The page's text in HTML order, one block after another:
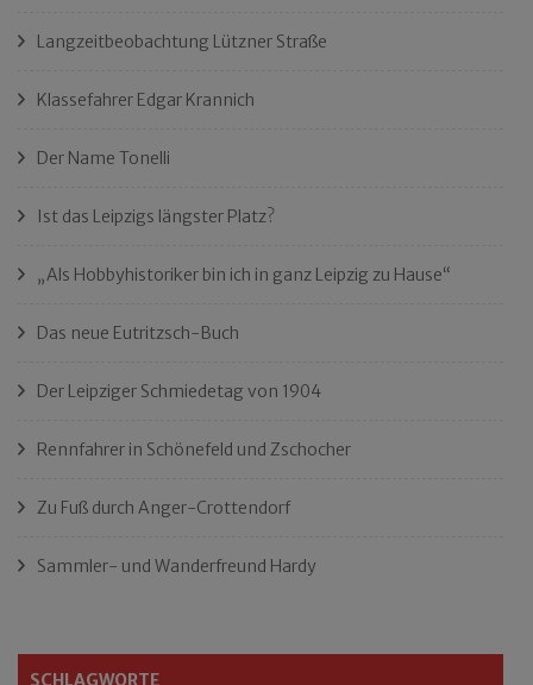
Langzeitbeobachtung Lützner Straße
Klassefahrer Edgar Krannich
Der Name Tonelli
Ist das Leipzigs längster Platz?
„Als Hobbyhistoriker bin ich in ganz Leipzig zu Hause“
Das neue Eutritzsch-Buch
Der Leipziger Schmiedetag von 1904
Rennfahrer in Schönefeld und Zschocher
Zu Fuß durch Anger-Crottendorf
Sammler- und Wanderfreund Hardy
SCHLAGWORTE